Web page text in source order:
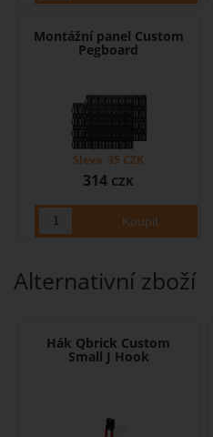
Montážní panel Custom
Pegboard
314 CZK
Sleva 35 CZK
Alternativní zboží
Hák Qbrick Custom
Small J Hook